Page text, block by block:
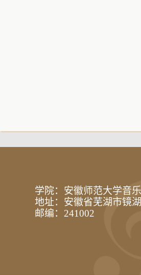
学院：安徽师范大学音
地址：安徽省芜湖市镜
邮编：241002